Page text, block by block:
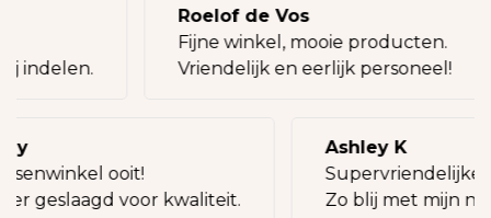
indelen.
Roelof de Vos
Fijne winkel, mooie producten.
Vriendelijk en eerlijk personeel!
ooit!
geslaagd voor kwaliteit.
Ashley K
Supervriendelijke
Zo blij met mijn